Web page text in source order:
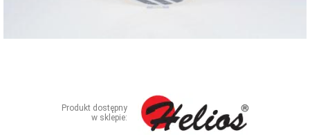
Produkt dostępny
w sklepie: